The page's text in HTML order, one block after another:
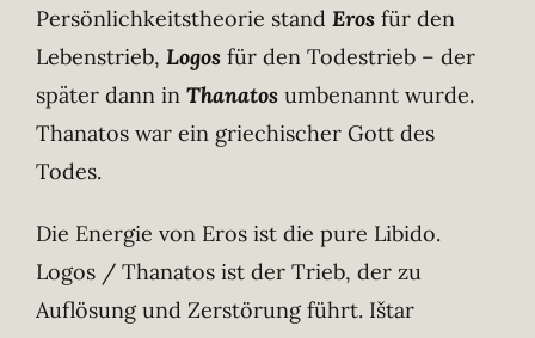
Persönlichkeitstheorie stand Eros für den
Lebenstrieb, Logos für den Todestrieb – der
später dann in Thanatos umbenannt wurde.
Thanatos war ein griechischer Gott des
Todes.
Die Energie von Eros ist die pure Libido.
Logos / Thanatos ist der Trieb, der zu
Auflösung und Zerstörung führt. Ištar